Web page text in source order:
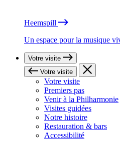
Heemspill
Un espace pour la musique
Votre visite
Votre visite
Votre visite
Premiers pas
Venir à la Philharmonie
Visites guidées
Notre histoire
Restauration & bars
Accessibilité